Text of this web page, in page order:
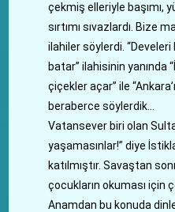
çekmiş elleriyle başımı,
sırtımı sıvazlardı. Bize
ilahiler söylerdi.
batar” ilahisinin yanında
çiçekler açar” ile
beraberce söylerdik…
Vatansever biri olan
yaşamasınlar!” diye
katılmıştır. Savaştan
çocukların okuması için
Anamdan bu konuda